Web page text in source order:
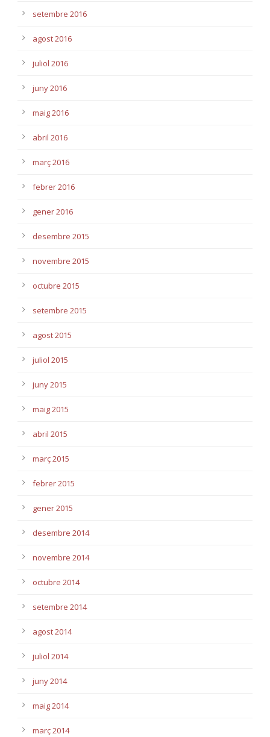
setembre 2016
agost 2016
juliol 2016
juny 2016
maig 2016
abril 2016
març 2016
febrer 2016
gener 2016
desembre 2015
novembre 2015
octubre 2015
setembre 2015
agost 2015
juliol 2015
juny 2015
maig 2015
abril 2015
març 2015
febrer 2015
gener 2015
desembre 2014
novembre 2014
octubre 2014
setembre 2014
agost 2014
juliol 2014
juny 2014
maig 2014
març 2014